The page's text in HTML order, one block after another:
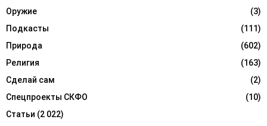
Оружие
(3)
Подкасты
(111)
Природа
(602)
Религия
(163)
Сделай сам
(2)
Спецпроекты СКФО
(10)
Статьи (2 022)